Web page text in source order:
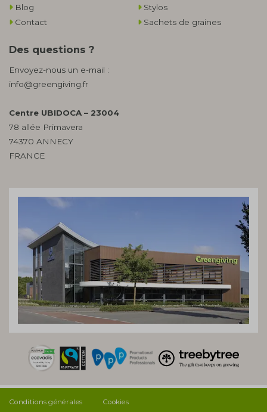
Blog
Contact
Stylos
Sachets de graines
Des questions ?
Envoyez-nous un e-mail :
info@greengiving.fr
Centre UBIDOCA – 23004
78 allée Primavera
74370 ANNECY
FRANCE
Conditions générales
Cookies